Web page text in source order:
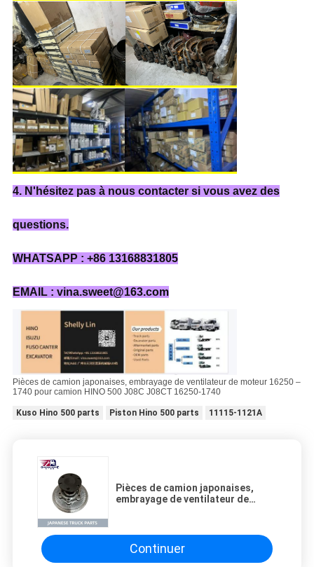
4. N'hésitez pas à nous contacter si vous avez des
questions.
WHATSAPP : +86 13168831805
EMAIL : vina.sweet@163.com
Pièces de camion japonaises, embrayage de ventilateur de moteur 16250 –
1740 pour camion HINO 500 J08C J08CT 16250-1740
Kuso Hino 500 parts Piston Hino 500 parts 11115-1121A
Pièces de camion japonaises,
embrayage de ventilateur de
Continuer